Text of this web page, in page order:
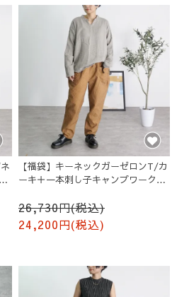
【福袋】キーネックガーゼロンT/カ
ーキ＋一本刺し子キャンプワークパ
26,730円(税込)
24,200円(税込)